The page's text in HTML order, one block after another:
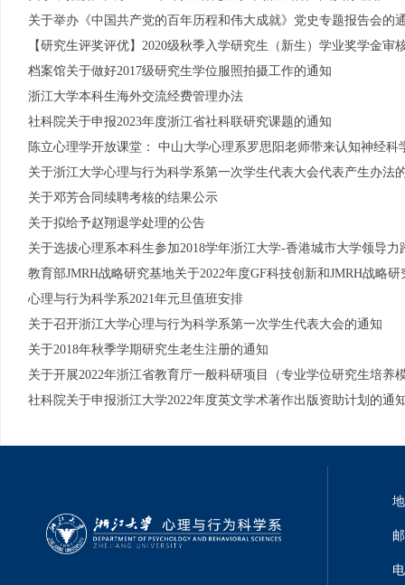
关于举办《中国共产党的百年历程和伟大成就》党史专题报告会的
【研究生评奖评优】2020级秋季入学研究生（新生）学业奖学金审
档案馆关于做好2017级研究生学位服照拍摄工作的通知
浙江大学本科生海外交流经费管理办法
社科院关于申报2023年度浙江省社科联研究课题的通知
陈立心理学开放课堂： 中山大学心理系罗思阳老师带来认知神经科
关于浙江大学心理与行为科学系第一次学生代表大会代表产生办法
关于邓芳合同续聘考核的结果公示
关于拟给予赵翔退学处理的公告
关于选拔心理系本科生参加2018学年浙江大学-香港城市大学领导
教育部JMRH战略研究基地关于2022年度GF科技创新和JMRH战略
心理与行为科学系2021年元旦值班安排
关于召开浙江大学心理与行为科学系第一次学生代表大会的通知
关于2018年秋季学期研究生老生注册的通知
关于开展2022年浙江省教育厅一般科研项目（专业学位研究生培养
社科院关于申报浙江大学2022年度英文学术著作出版资助计划的通